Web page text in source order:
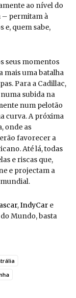
ao nível do
– permitam à
e, quem sabe,
seus momentos
mais uma batalha
Para a Cadillac,
subida na
num pelotão
curva. A próxima
onde as
favorecer a
Até lá, todas
e riscas que,
e projectam a
,IndyCar e
Mundo, basta